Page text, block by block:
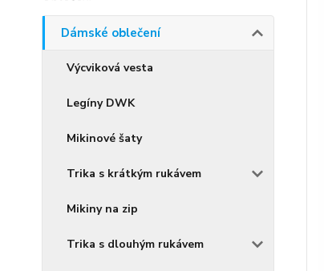
Dámské oblečení
Výcviková vesta
Legíny DWK
Mikinové šaty
Trika s krátkým rukávem
Mikiny na zip
Trika s dlouhým rukávem